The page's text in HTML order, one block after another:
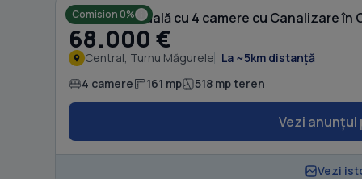
Comision 0%
Casă individuală cu 4 camere cu Canalizare în
68.000 €
Central, Turnu Măgurele La ~5km distanță
4 camere 161 mp 518 mp teren
Vezi anunțul
Vezi